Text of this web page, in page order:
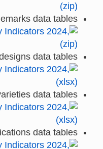
data tables
data tables
data tables
data tables